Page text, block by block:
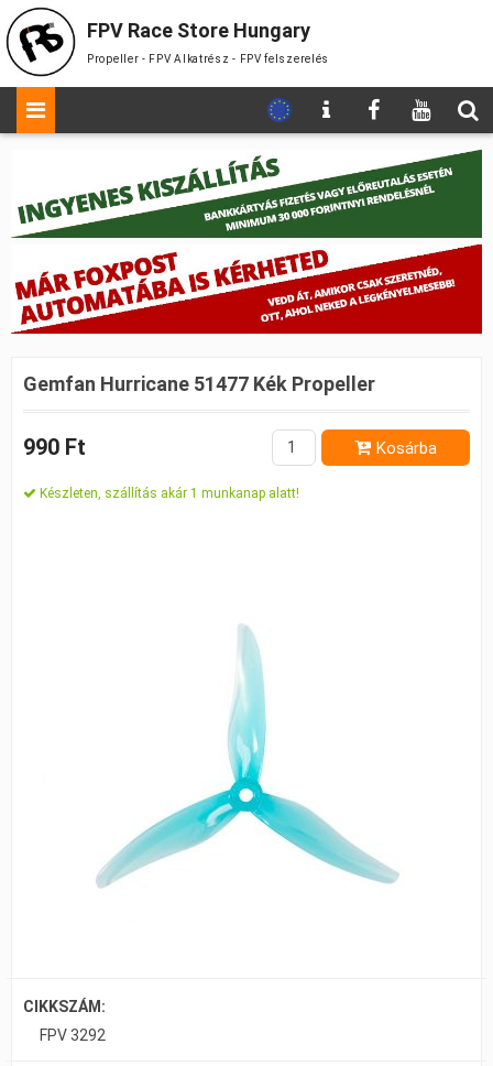
FPV Race Store Hungary
Propeller - FPV Alkatrész - FPV felszerelés
Gemfan Hurricane 51477 Kék Propeller
990 Ft Kosárba
Készleten, szállítás akár 1 munkanap alatt!
CIKKSZÁM:
FPV 3292